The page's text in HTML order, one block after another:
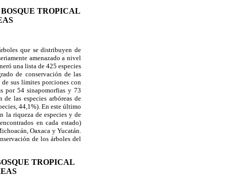
TROPICAL
que se distribuyen de
amenazado a nivel
una lista de 425 especies
de conservación de las
sus límites porciones con
por 54 sinapomorfias y 73
las especies arbóreas de
44,1%). En este último
la riqueza de especies y de
en cada estado)
Oaxaca y Yucatán.
de los árboles del
TROPICAL